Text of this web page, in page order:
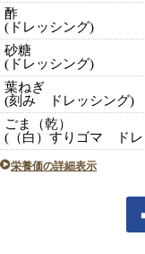
酢
(ドレッシング)
砂糖
(ドレッシング)
葉ねぎ
(刻み ドレッシング)
ごま（乾）
(（白）すりゴマ ドレ
栄養価の詳細表示